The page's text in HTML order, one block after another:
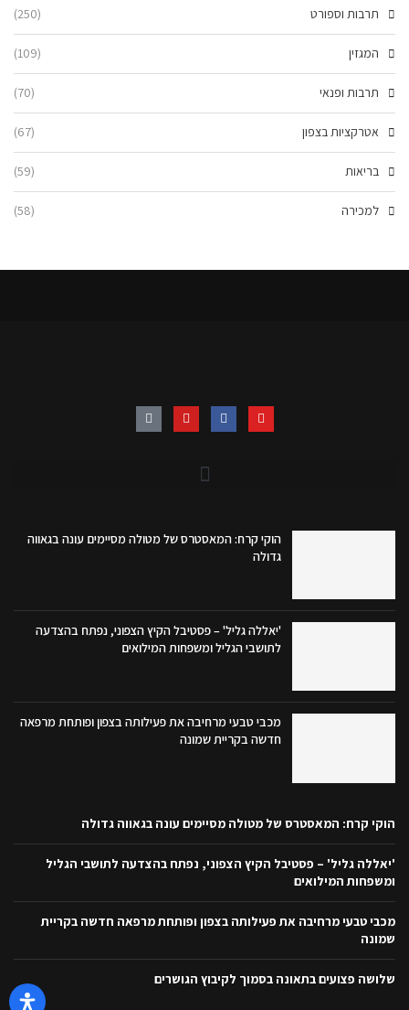
תרבות וספורט (250)
המגזין (109)
תרבות ופנאי (70)
אטרקציות בצפון (67)
בריאות (59)
למכירה (58)
הוקי קרח: המאסטרס של מטולה מסיימים עונה בגאווה
גדולה
'יאללה גליל' – פסטיבל הקיץ הצפוני, נפתח בהצדעה
לתושבי הגליל ומשפחות המילואים
מכבי טבעי מרחיבה את פעילותה בצפון ופותחת מרפאה
חדשה בקריית שמונה
הוקי קרח: המאסטרס של מטולה מסיימים עונה בגאווה גדולה
'יאללה גליל' – פסטיבל הקיץ הצפוני, נפתח בהצדעה לתושבי הגליל
ומשפחות המילואים
מכבי טבעי מרחיבה את פעילותה בצפון ופותחת מרפאה חדשה בקריית
שמונה
שלושה פצועים בתאונה בסמוך לקיבוץ הגושרים